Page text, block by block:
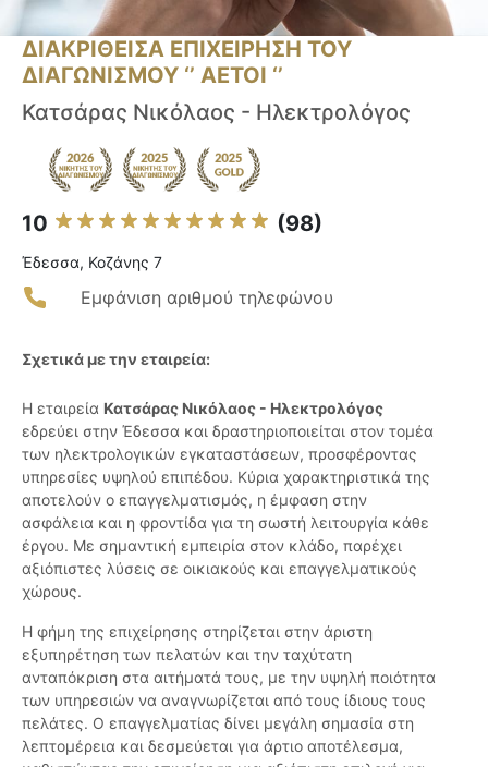
ΔΙΑΚΡΙΘΕΙΣΑ ΕΠΙΧΕΙΡΗΣΗ ΤΟΥ
ΔΙΑΓΩΝΙΣΜΟΥ ‘’ ΑΕΤΟΙ ‘’
Κατσάρας Νικόλαος - Ηλεκτρολόγος
10 (98)
Έδεσσα, Κοζάνης 7
Εμφάνιση αριθμού τηλεφώνου
Σχετικά με την εταιρεία:
Η εταιρεία Κατσάρας Νικόλαος - Ηλεκτρολόγος
εδρεύει στην Έδεσσα και δραστηριοποιείται στον τομέα
των ηλεκτρολογικών εγκαταστάσεων, προσφέροντας
υπηρεσίες υψηλού επιπέδου. Κύρια χαρακτηριστικά της
αποτελούν ο επαγγελματισμός, η έμφαση στην
ασφάλεια και η φροντίδα για τη σωστή λειτουργία κάθε
έργου. Με σημαντική εμπειρία στον κλάδο, παρέχει
αξιόπιστες λύσεις σε οικιακούς και επαγγελματικούς
χώρους.
Η φήμη της επιχείρησης στηρίζεται στην άριστη
εξυπηρέτηση των πελατών και την ταχύτατη
ανταπόκριση στα αιτήματά τους, με την υψηλή ποιότητα
των υπηρεσιών να αναγνωρίζεται από τους ίδιους τους
πελάτες. Ο επαγγελματίας δίνει μεγάλη σημασία στη
λεπτομέρεια και δεσμεύεται για άρτιο αποτέλεσμα,